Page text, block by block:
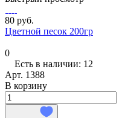
80 руб.
Цветной песок 200гр
0
Есть в наличии: 12
Арт. 1388
В корзину